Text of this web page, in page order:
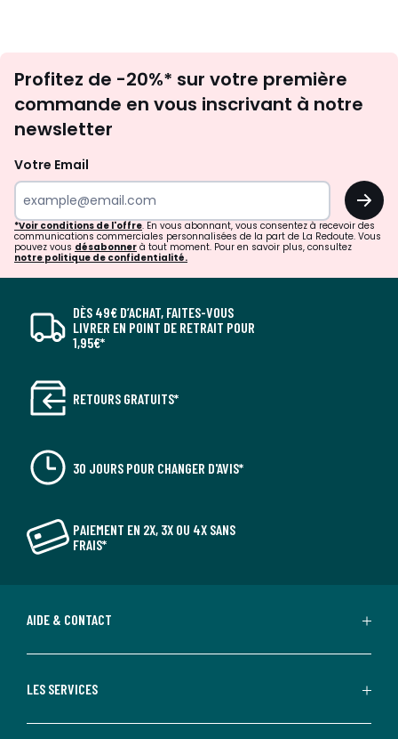
newsletter
Profitez de -20%* sur votre première
commande en vous inscrivant à notre
newsletter
Votre Email
OK
*Voir conditions de l'offre. En vous abonnant, vous consentez à recevoir des
communications commerciales personnalisées de la part de La Redoute. Vous
pouvez vous désabonner à tout moment. Pour en savoir plus, consultez
notre politique de confidentialité.
DÈS 49€ D’ACHAT, FAITES-VOUS
LIVRER EN POINT DE RETRAIT POUR
1,95€*
RETOURS GRATUITS*
30 JOURS POUR CHANGER D'AVIS*
PAIEMENT EN 2X, 3X OU 4X SANS
FRAIS*
AIDE & CONTACT
LES SERVICES